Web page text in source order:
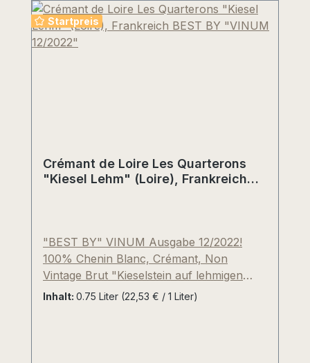
Startpreis
Crémant de Loire Les Quarterons
"Kiesel Lehm" (Loire), Frankreich
"BEST BY" VINUM Ausgabe 12/2022!
100% Chenin Blanc, Crémant, Non
Vintage Brut "Kieselstein auf lehmigen
Unterboden", in manchen Jahrgängen
Inhalt: 0.75 Liter (22,53 € / 1 Liter)